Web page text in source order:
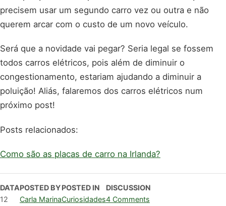
precisem usar um segundo carro vez ou outra e não
querem arcar com o custo de um novo veículo.
Será que a novidade vai pegar? Seria legal se fossem
todos carros elétricos, pois além de diminuir o
congestionamento, estariam ajudando a diminuir a
poluição! Aliás, falaremos dos carros elétricos num
próximo post!
Posts relacionados:
Como são as placas de carro na Irlanda?
DATA
12
POSTED BY
Carla Marina
POSTED IN
Curiosidades
DISCUSSION
4 Comments